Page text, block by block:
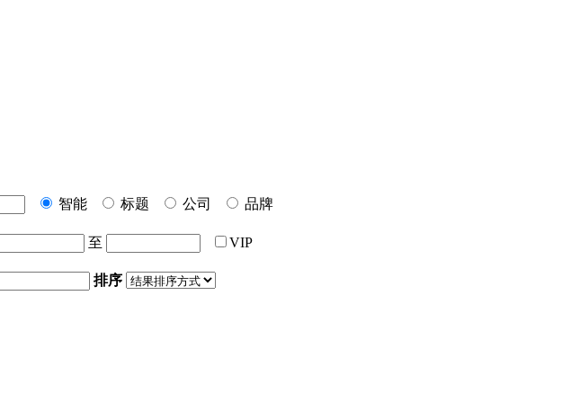
智能
标题 公司
品牌
至
VIP
排序